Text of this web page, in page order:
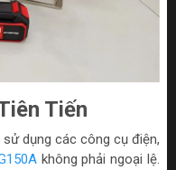
Tiến
dụng các công cụ điện,
không phải ngoại lệ.